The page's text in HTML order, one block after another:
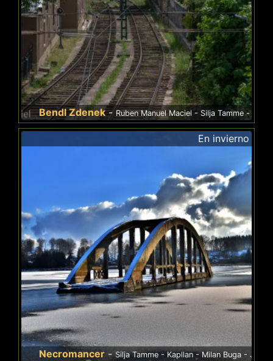
Zdenek-Ruben Manuel Maciel - Silja Tamme - Денис Букеев
En invierno
-Silja Tamme - Kapllan - Milan Buga - Jana Pejřilová -